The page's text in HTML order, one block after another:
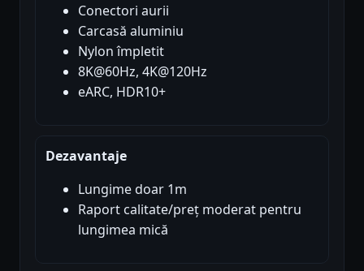
Conectori aurii
Carcasă aluminiu
Nylon împletit
8K@60Hz, 4K@120Hz
eARC, HDR10+
Dezavantaje
Lungime doar 1m
Raport calitate/preț moderat pentru
lungimea mică